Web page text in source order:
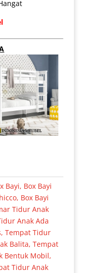
Bayi, Box Bayi
, Box Bayi
Tidur Anak
Anak Ada
, Tempat Tidur
Balita, Tempat
Bentuk Mobil,
Tidur Anak